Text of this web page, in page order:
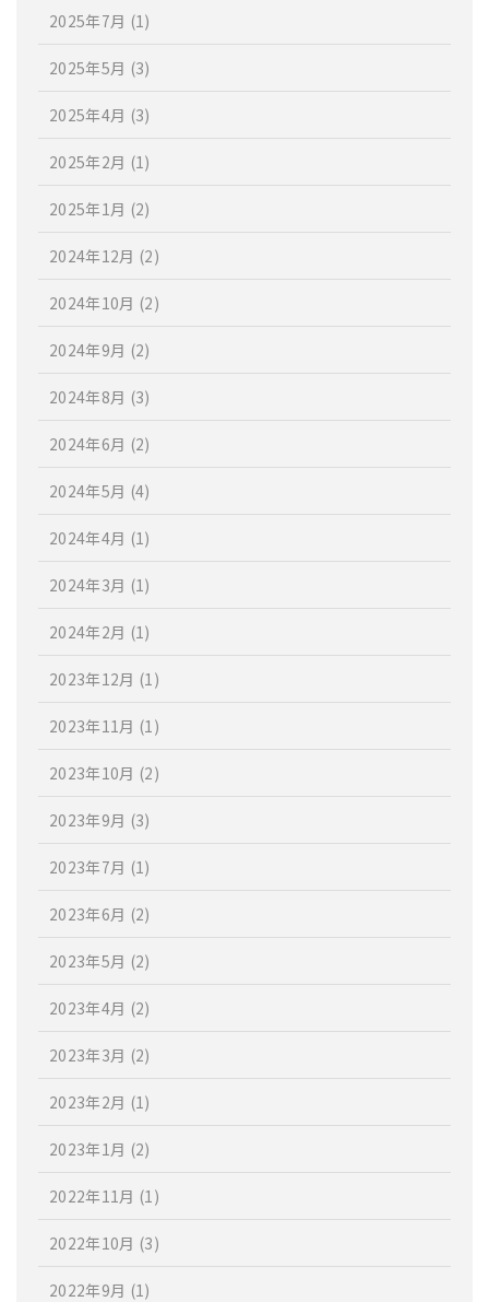
2025年7月 (1)
2025年5月 (3)
2025年4月 (3)
2025年2月 (1)
2025年1月 (2)
2024年12月 (2)
2024年10月 (2)
2024年9月 (2)
2024年8月 (3)
2024年6月 (2)
2024年5月 (4)
2024年4月 (1)
2024年3月 (1)
2024年2月 (1)
2023年12月 (1)
2023年11月 (1)
2023年10月 (2)
2023年9月 (3)
2023年7月 (1)
2023年6月 (2)
2023年5月 (2)
2023年4月 (2)
2023年3月 (2)
2023年2月 (1)
2023年1月 (2)
2022年11月 (1)
2022年10月 (3)
2022年9月 (1)